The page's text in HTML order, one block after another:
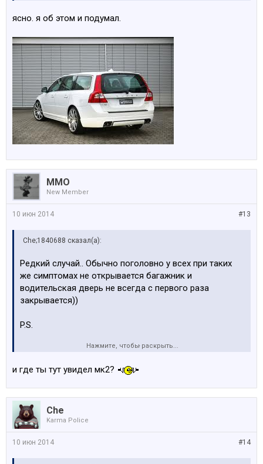
ясно. я об этом и подумал.
MMO
New Member
#13
10 июн 2014
Che;1840688 сказал(а):
Редкий случай.. Обычно поголовно у всех при таких
же симптомах не открывается багажник и
водительская дверь не всегда с первого раза
закрывается))
P.S.
дык это же MK2, а не MK3))
Нажмите, чтобы раскрыть...
и где ты тут увидел мк2?
Che
Karma Police
#14
10 июн 2014